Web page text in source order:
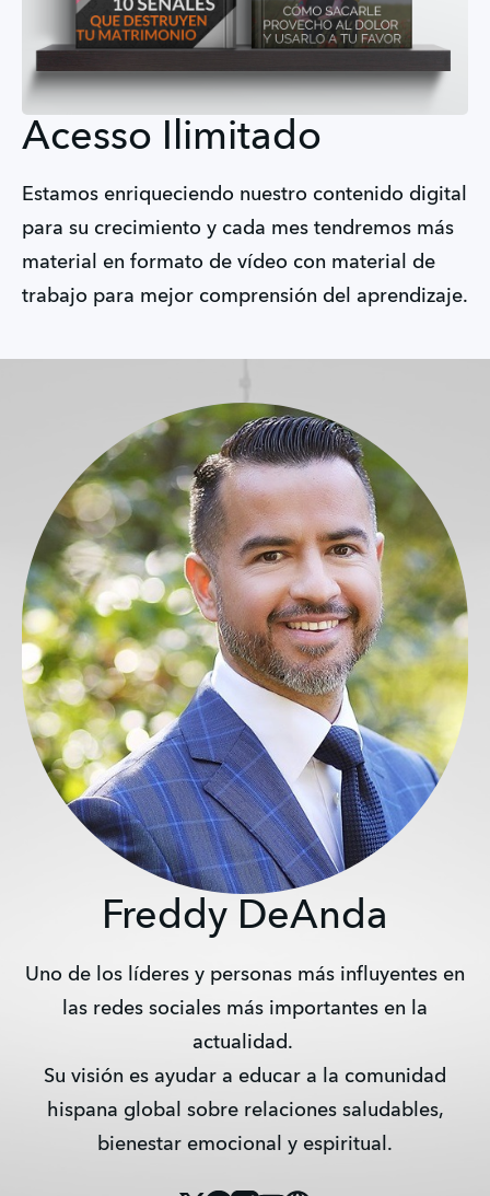
Acesso Ilimitado
Estamos enriqueciendo nuestro contenido digital
para su crecimiento y cada mes tendremos más
material en formato de vídeo con material de
trabajo para mejor comprensión del aprendizaje.
Freddy DeAnda
Uno de los líderes y personas más influyentes en
las redes sociales más importantes en la
actualidad.
Su visión es ayudar a educar a la comunidad
hispana global sobre relaciones saludables,
bienestar emocional y espiritual.